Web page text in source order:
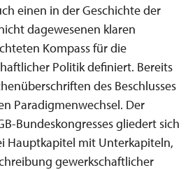
einen in der Geschichte der
dagewesenen klaren
Kompass für die
Politik definiert. Bereits
des Beschlusses
Paradigmenwechsel. Der
Bundeskongresses gliedert sich
Hauptkapitel mit Unterkapiteln,
gewerkschaftlicher